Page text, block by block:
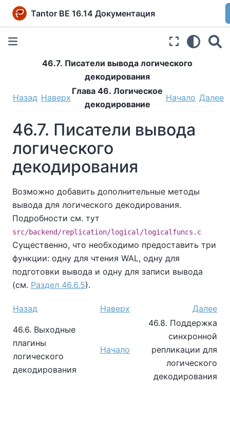
Tantor BE 16.14 Документация
46.7. Писатели вывода логического
декодирования
Назад Наверх
Глава 46. Логическое
декодирование
Начало Далее
46.7. Писатели вывода
логического
декодирования
Возможно добавить дополнительные методы
вывода для логического декодирования.
Подробности см. тут
src/backend/replication/logical/logicalfuncs.c
Существенно, что необходимо предоставить три
функции: одну для чтения WAL, одну для
подготовки вывода и одну для записи вывода
(см. Раздел 46.6.5).
Назад Наверх Далее
46.6. Выходные
плагины
логического
декодирования
Начало
46.8. Поддержка
синхронной
репликации для
логического
декодирования